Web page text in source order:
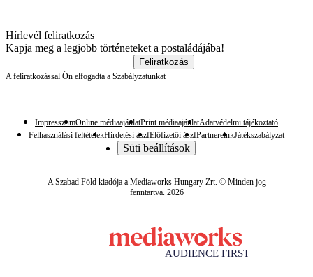
Hírlevél feliratkozás
Kapja meg a legjobb történeteket a postaládájába!
Feliratkozás
A feliratkozással Ön elfogadta a Szabályzatunkat
ImpresszumOnline médiaajánlatPrint médiaajánlatAdatvédelmi tájékoztató
Felhasználási feltételekHirdetési ászfElőfizetői ászfPartnereinkJátékszabályzat
Süti beállítások
A Szabad Föld kiadója a Mediaworks Hungary Zrt. © Minden jog
fenntartva. 2026